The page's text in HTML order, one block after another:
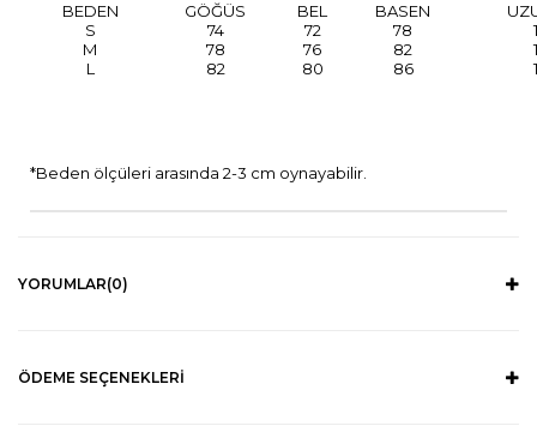
BEDEN GÖĞÜS BEL BASEN
S
74 72 78
M
78 76 82
L
82 80 86
*Beden ölçüleri arasında 2-3 cm oynayabilir.
YORUMLAR(0)
ÖDEME SEÇENEKLERI